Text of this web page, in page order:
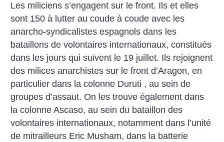
Les miliciens s’engagent sur le front. Ils et elles
sont 150 à lutter au coude à coude avec les
anarcho-syndicalistes espagnols dans les
bataillons de volontaires internationaux, constitués
dans les jours qui suivent le 19 juillet. Ils rejoignent
des milices anarchistes sur le front d’Aragon, en
particulier dans la colonne Duruti , au sein de
groupes d’assaut. On les trouve également dans
la colonne Ascaso, au sein du bataillon des
volontaires internationaux, notamment dans l’unité
de mitrailleurs Eric Musham, dans la batterie